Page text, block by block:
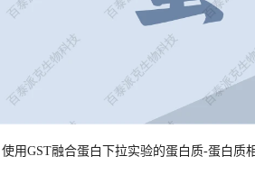
使用GST融合蛋白下拉实验的蛋白质-蛋白质